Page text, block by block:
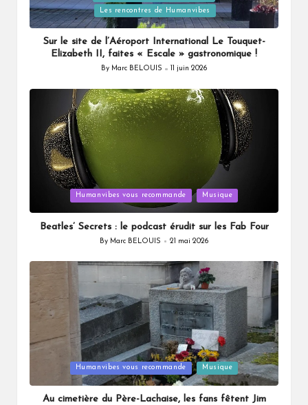
in
Les rencontres de Humanvibes
Sur le site de l’Aéroport International Le Touquet-
Elizabeth II, faites « Escale » gastronomique !
Posted
By Marc BELOUIS 11 juin 2026
Humanvibes vous recommande Musique
Beatles’ Secrets : le podcast érudit sur les Fab Four
Posted
By Marc BELOUIS 21 mai 2026
Humanvibes vous recommande Musique
Au cimetière du Père-Lachaise, les fans fêtent Jim